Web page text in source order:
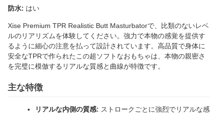
防水: はい
Xise Premium TPR Realistic Butt Masturbatorで、比類のないレベ
ルのリアリズムを体験してください。強力で本物の感覚を提供す
るように細心の注意を払って設計されています。高品質で身体に
安全なTPRで作られたこの超ソフトなおもちゃは、本物の親密さ
を完璧に模倣するリアルな質感と曲線が特徴です。
主な特徴
リアルな内側の質感: ストロークごとに強烈でリアルな感